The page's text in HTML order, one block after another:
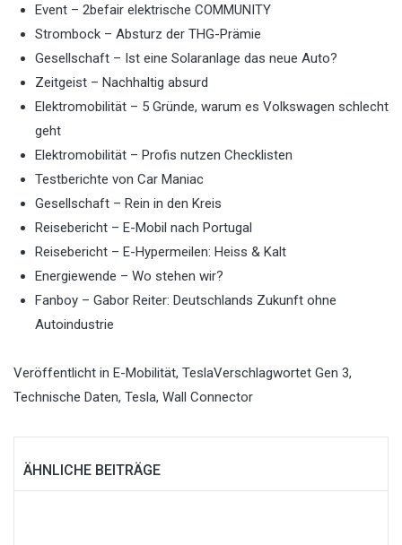
Event – 2befair elektrische COMMUNITY
Strombock – Absturz der THG-Prämie
Gesellschaft – Ist eine Solaranlage das neue Auto?
Zeitgeist – Nachhaltig absurd
Elektromobilität – 5 Gründe, warum es Volkswagen schlecht
geht
Elektromobilität – Profis nutzen Checklisten
Testberichte von Car Maniac
Gesellschaft – Rein in den Kreis
Reisebericht – E-Mobil nach Portugal
Reisebericht – E-Hypermeilen: Heiss & Kalt
Energiewende – Wo stehen wir?
Fanboy – Gabor Reiter: Deutschlands Zukunft ohne
Autoindustrie
Veröffentlicht in E-Mobilität, TeslaVerschlagwortet Gen 3,
Technische Daten, Tesla, Wall Connector
ÄHNLICHE BEITRÄGE